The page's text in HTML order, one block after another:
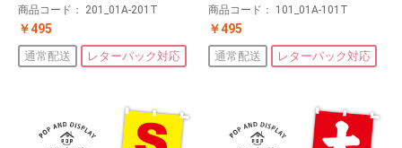
商品コード： 201_01A-201T
￥495
通常配送 レターパック対応
商品コード： 101_01A-101T
￥495
通常配送 レターパック対応